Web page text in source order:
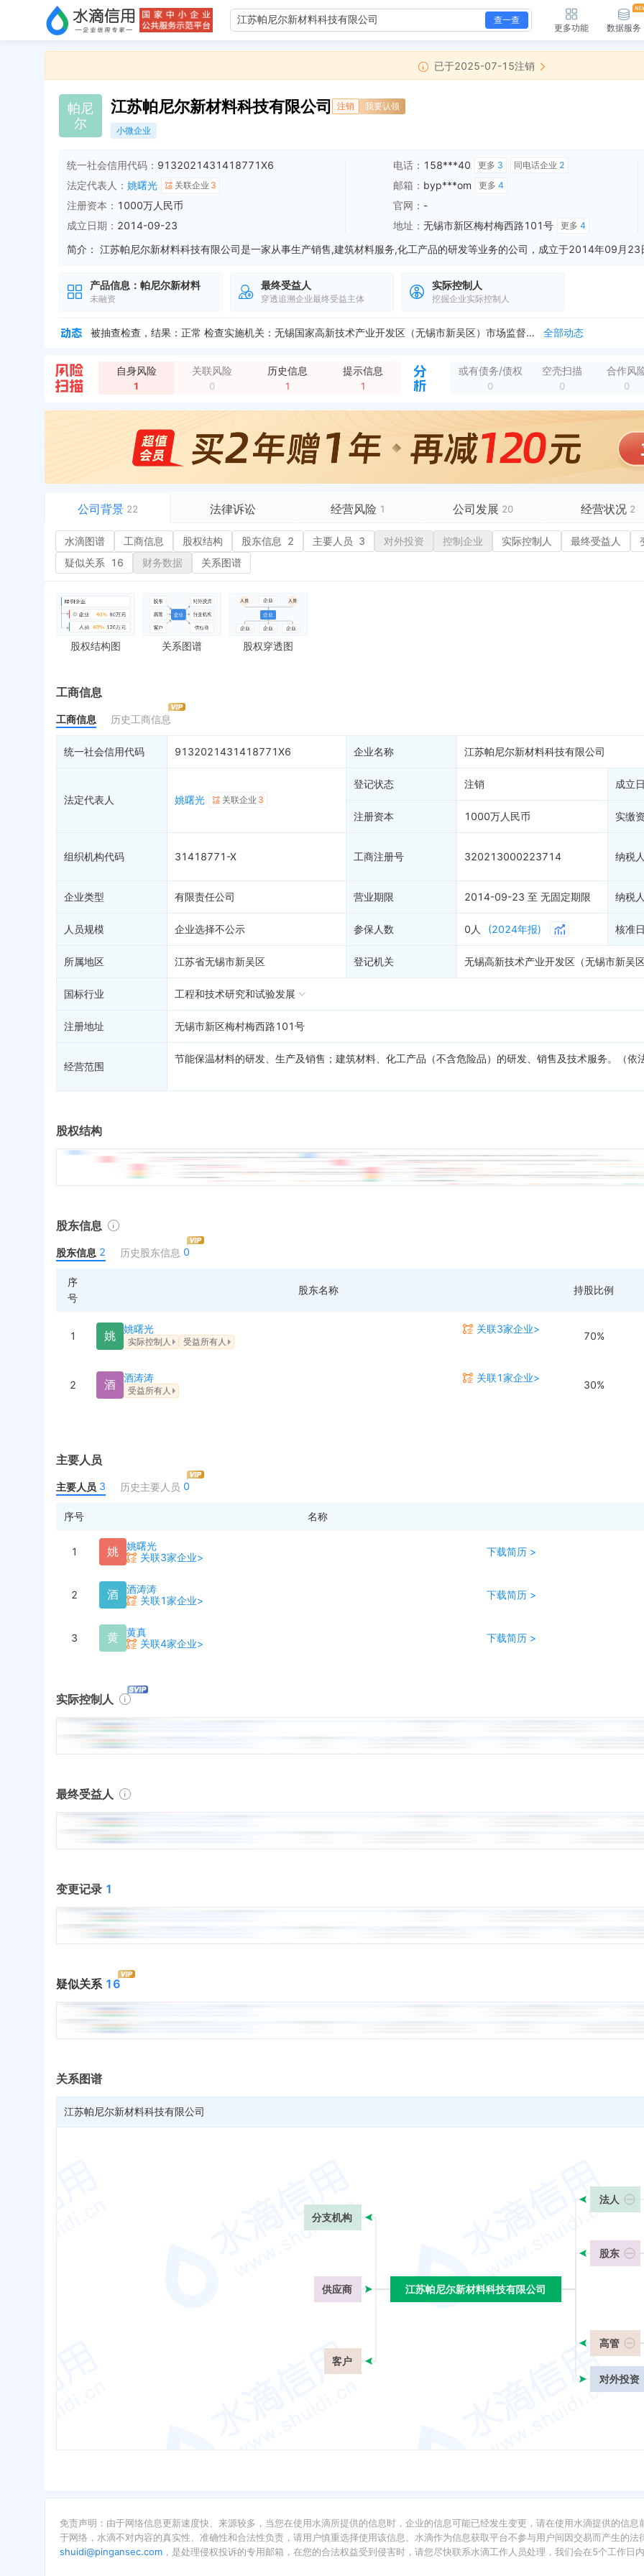
查一查
更多功能 数据服务
已于2025-07-15注销
帕尼
尔
江苏帕尼尔新材料科技有限公司 注销 我要认领
小微企业
统一社会信用代码： 9132021431418771X6
法定代表人： 姚曙光 关联企业 3
注册资本： 1000万人民币
成立日期： 2014-09-23
电话： 158***40 更多 3 同电话企业 2
邮箱： byp***om 更多 4
官网： -
地址： 无锡市新区梅村梅西路101号 更多 4
简介：
产品信息： 帕尼尔新材料
未融资
最终受益人
穿透追溯企业最终受益主体
实际控制人
挖掘企业实际控制人
被抽查检查，结果：正常 检查实施机关：无锡国家高新技术产业开发区（无锡市新吴区）市场监督管理局梅村分局 检查日期：2015-06-01
全部动态
企业地址变更，新增年报地址：无锡市新区梅村梅西路101号 全部动态
企业地址变更，新增年报地址：江苏省无锡市梅村梅西路101号 全部动态
全部动态
新增注销备案，登记机关：无锡高新技术产业开发区（无锡市新吴区）数据局 清算组备案日期：2025-05-29 清算组成立日期：2025-05-29 注销原因...
全部动态
自身风险
1
关联风险
0
历史信息
1
提示信息
1
或有债务/债权
0
空壳扫描
0
合作风
0
公司背景 22 法律诉讼 经营风险 1 公司发展 20 经营状况 2
水滴图谱
工商信息
股东信息
主要人员 3
对外投资
控制企业
最终受益人
企业年报
工商自主公示
财务数据
司法案件
立案信息
法院公告
裁判文书
送达公告
被执行人
终本案件
询价评估
司法协助
或有债务债权
注销备案
融资历史
招投标
信用评价
进出口信用
地块公示
客户
水滴图谱 工商信息 股权结构 股东信息 2 主要人员 3 对外投资 控制企业 实际控制人 最终受益人
疑似关系
16 财务数据 关系图谱
股权结构图 关系图谱 股权穿透图
工商信息
工商信息 历史工商信息
统一社会信用代码 9132021431418771X6 企业名称 江苏帕尼尔新材料科技有限公司
法定代表人 姚曙光 关联企业 3
登记状态 注销 成立
注册资本 1000万人民币 实缴
组织机构代码 31418771-X 工商注册号 320213000223714 纳税
企业类型 有限责任公司 营业期限 2014-09-23 至 无固定期限 纳税
人员规模 企业选择不公示 参保人数 0人 (2024年报) 核准
所属地区 江苏省无锡市新吴区 登记机关 无锡高新技术产业开发区（无锡市新吴
国标行业 工程和技术研究和试验发展
注册地址 无锡市新区梅村梅西路101号
经营范围
节能保温材料的研发、生产及销售；建筑材料、化工产品（不含危险品）的研发、销售及技术服务。（
股权结构
股东信息
股东信息 2 历史股东信息 0
序
号
股东名称 持股比例
1 姚
姚曙光 关联3家企业>
实际控制人 受益所有人 70%
2 酒
酒涛涛 关联1家企业>
受益所有人 30%
主要人员
主要人员 3 历史主要人员 0
序号 名称
1 姚
姚曙光
关联3家企业>
下载简历 >
2 酒
酒涛涛
关联1家企业>
下载简历 >
3 黄
黄真
关联4家企业>
下载简历 >
实际控制人
最终受益人
变更记录 1
疑似关系 16
关系图谱
江苏帕尼尔新材料科技有限公司
江苏帕尼尔新材料科技有限公司
分支机构
供应商
客户
江苏帕尼尔新材料科技有限公司
法人
股东
高管
对外投资
免责声明：由于网络信息更新速度快、来源较多，当您在使用水滴所提供的信息时，企业的信息可能已经发生变更，请在使用水滴提供的信
于网络，水滴不对内容的真实性、准确性和合法性负责，请用户慎重选择使用该信息。水滴作为信息获取平台不参与用户间因交易而产生的
shuidi@pingansec.com ，是处理侵权投诉的专用邮箱，在您的合法权益受到侵害时，请您尽快联系水滴工作人员处理，我们会在5个工作日